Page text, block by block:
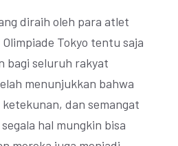
diraih oleh para atlet
Tokyo tentu saja
bagi seluruh rakyat
menunjukkan bahwa
dan semangat
hal mungkin bisa